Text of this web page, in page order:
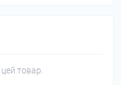
цей товар.